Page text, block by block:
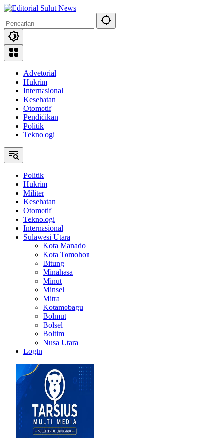
Langsung
konten
Advetorial
Hukrim
Internasional
Kesehatan
Otomotif
Pendidikan
Politik
Teknologi
Politik
Hukrim
Militer
Kesehatan
Otomotif
Teknologi
Internasional
Sulawesi Utara
Kota Manado
Kota Tomohon
Bitung
Minahasa
Minut
Minsel
Mitra
Kotamobagu
Bolmut
Bolsel
Boltim
Nusa Utara
Login